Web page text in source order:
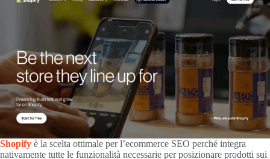
Shopify è la scelta ottimale per l’ecommerce SEO perché integra
nativamente tutte le funzionalità necessarie per posizionare prodotti sui